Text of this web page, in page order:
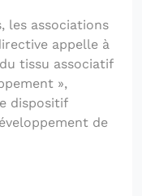
les associations
appelle à
tissu associatif
»,
dispositif
de